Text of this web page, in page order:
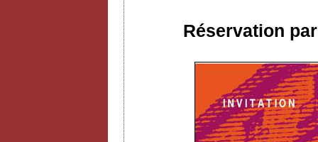
Réservation